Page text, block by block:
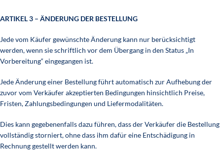
ARTIKEL 3 – ÄNDERUNG DER BESTELLUNG
Jede vom Käufer gewünschte Änderung kann nur berücksichtigt
werden, wenn sie schriftlich vor dem Übergang in den Status „In
Vorbereitung“ eingegangen ist.
Jede Änderung einer Bestellung führt automatisch zur Aufhebung der
zuvor vom Verkäufer akzeptierten Bedingungen hinsichtlich Preise,
Fristen, Zahlungsbedingungen und Liefermodalitäten.
Dies kann gegebenenfalls dazu führen, dass der Verkäufer die Bestellung
vollständig storniert, ohne dass ihm dafür eine Entschädigung in
Rechnung gestellt werden kann.